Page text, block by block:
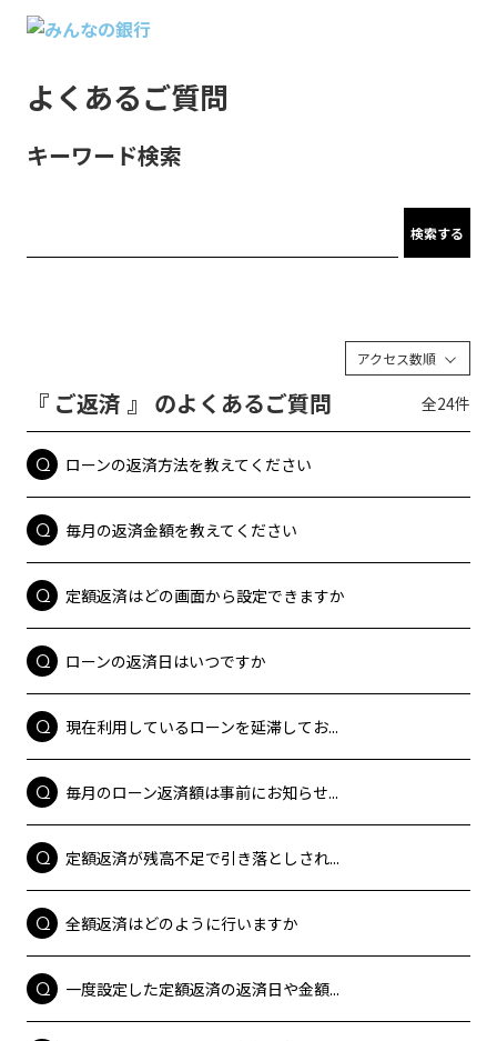
よくあるご質問
キーワード検索
検索する
アクセス数順
『 ご返済 』 のよくあるご質問 全24件
ローンの返済方法を教えてください
毎月の返済金額を教えてください
定額返済はどの画面から設定できますか
ローンの返済日はいつですか
現在利用しているローンを延滞してお...
毎月のローン返済額は事前にお知らせ...
定額返済が残高不足で引き落としされ...
全額返済はどのように行いますか
一度設定した定額返済の返済日や金額...